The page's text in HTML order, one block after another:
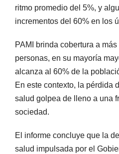
ritmo promedio del 5%, y
incrementos del 60% en los
PAMI brinda cobertura a
personas, en su mayoría
alcanza al 60% de la
En este contexto, la pérdida
salud golpea de lleno a una
sociedad.
El informe concluye que la
salud impulsada por el